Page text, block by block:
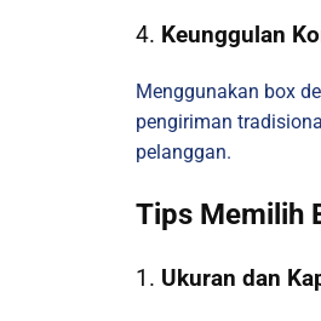
4. Keunggulan
Menggunakan box
pengiriman
pelanggan.
Tips Memilih
1. Ukuran dan